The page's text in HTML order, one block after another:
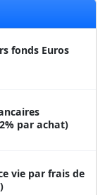
fonds Euros
par achat)
vie par frais de